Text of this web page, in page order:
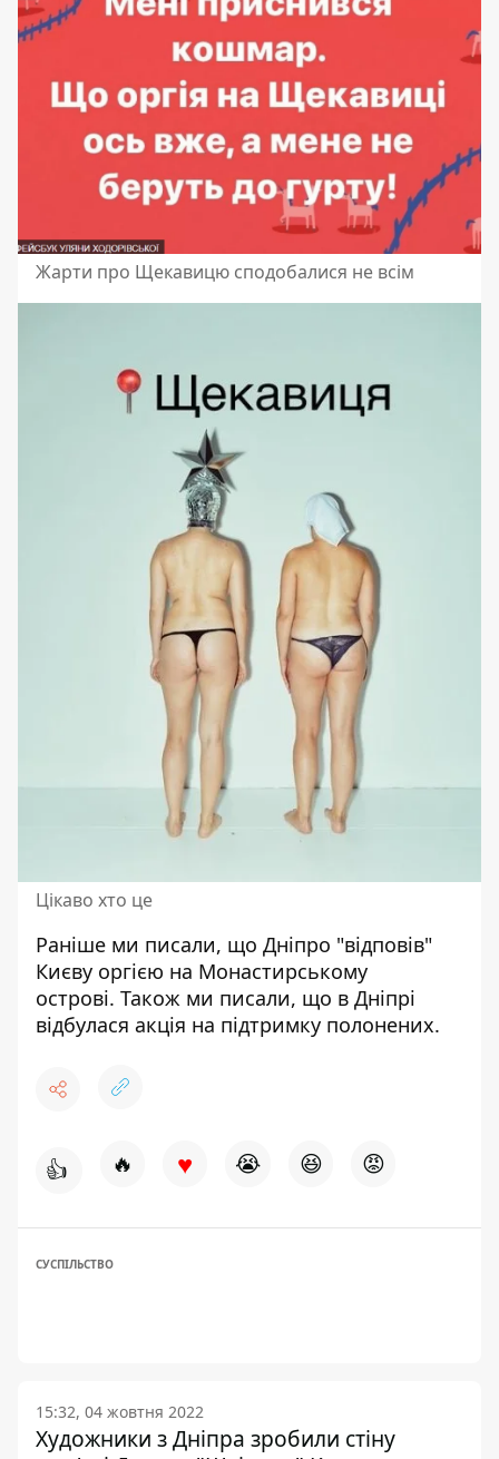
Жарти про Щекавицю сподобалися не всім
Цікаво хто це
Раніше ми писали, що Дніпро "відповів"
Києву оргією на Монастирському
острові. Також ми писали, що в Дніпрі
відбулася акція на підтримку полонених.
👍 🔥 ♥ 😭 😆 😡
СУСПІЛЬСТВО
15:32, 04 жовтня 2022
Художники з Дніпра зробили стіну